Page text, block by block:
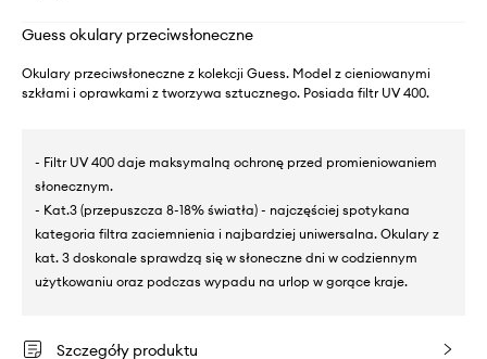
Guess okulary przeciwsłoneczne
Okulary przeciwsłoneczne z kolekcji Guess. Model z cieniowanymi
szkłami i oprawkami z tworzywa sztucznego. Posiada filtr UV 400.
- Filtr UV 400 daje maksymalną ochronę przed promieniowaniem
słonecznym.
- Kat.3 (przepuszcza 8-18% światła) - najczęściej spotykana
kategoria filtra zaciemnienia i najbardziej uniwersalna. Okulary z
kat. 3 doskonale sprawdzą się w słoneczne dni w codziennym
użytkowaniu oraz podczas wypadu na urlop w gorące kraje.
Szczegóły produktu